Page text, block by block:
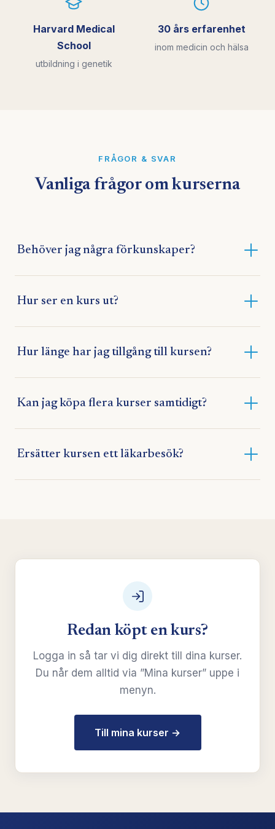
Harvard Medical
School
utbildning i genetik
30 års erfarenhet
inom medicin och hälsa
FRÅGOR & SVAR
Vanliga frågor om kurserna
Behöver jag några förkunskaper?
Hur ser en kurs ut?
Hur länge har jag tillgång till kursen?
Kan jag köpa flera kurser samtidigt?
Ersätter kursen ett läkarbesök?
Redan köpt en kurs?
Logga in så tar vi dig direkt till dina kurser.
Du når dem alltid via ”Mina kurser” uppe i
menyn.
Till mina kurser →